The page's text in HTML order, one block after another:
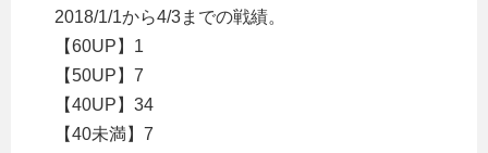
2018/1/1から4/3までの戦績。
【60UP】1
【50UP】7
【40UP】34
【40未満】7